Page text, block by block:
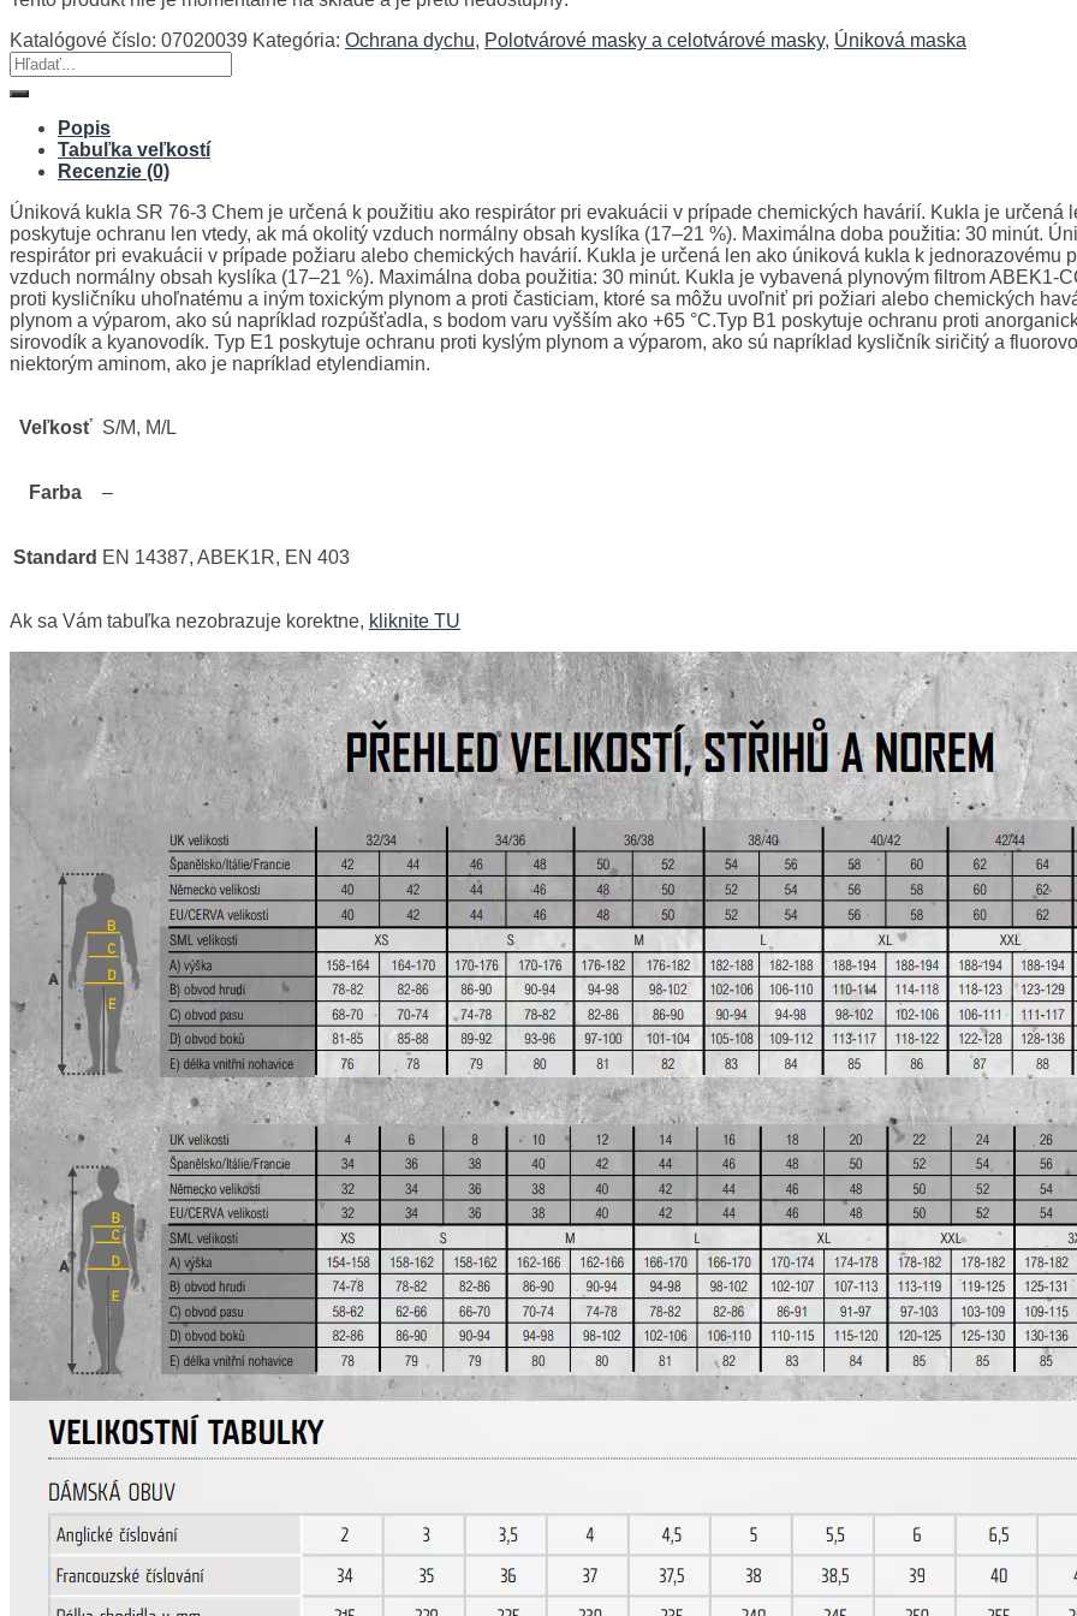
Katalógové číslo: 07020039 Kategória: Ochrana dychu, Polotvárové masky a celotvárové masky, Úniková maska
Hľadať:
Popis
Tabuľka veľkostí
Recenzie (0)
Úniková kukla SR 76-3 Chem je určená k použitiu ako respirátor pri evakuácii v prípade chemických havárií. Kukla je
poskytuje ochranu len vtedy, ak má okolitý vzduch normálny obsah kyslíka (17–21 %). Maximálna doba použitia: 30 minút.
respirátor pri evakuácii v prípade požiaru alebo chemických havárií. Kukla je určená len ako úniková kukla k jednorazovému
vzduch normálny obsah kyslíka (17–21 %). Maximálna doba použitia: 30 minút. Kukla je vybavená plynovým filtrom ABEK1-
proti kysličníku uhoľnatému a iným toxickým plynom a proti časticiam, ktoré sa môžu uvoľniť pri požiari alebo chemických
plynom a výparom, ako sú napríklad rozpúšťadla, s bodom varu vyšším ako +65 °C.Typ B1 poskytuje ochranu proti
sirovodík a kyanovodík. Typ E1 poskytuje ochranu proti kyslým plynom a výparom, ako sú napríklad kysličník siričitý a
niektorým aminom, ako je napríklad etylendiamin.
Veľkosť S/M, M/L
Farba –
Standard EN 14387, ABEK1R, EN 403
Ak sa Vám tabuľka nezobrazuje korektne, kliknite TU